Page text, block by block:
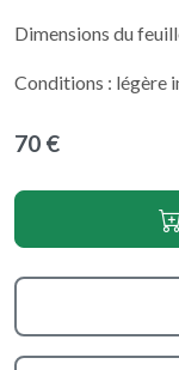
Dimensions du
Conditions : légère
70 €